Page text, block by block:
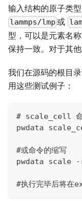
输入结构的原子类
lammps/lmp 或
型，可以是元素名
保持一致。对于其
我们在源码的根目
用这些测试例子：
# scale_cell 命
pwdata
#或命令的缩写
pwdata scale
#执行完毕后将